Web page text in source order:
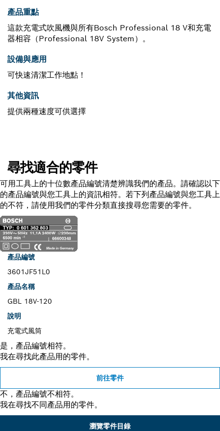
產品重點
這款充電式吹風機與所有Bosch Professional 18 V和充電
器相容（Professional 18V System）。
設備與應用
可快速清潔工作地點！
其他資訊
提供兩種速度可供選擇
尋找適合的零件
可用工具上的十位數產品編號清楚辨識我們的產品。請確認以下
的產品編號與您工具上的資訊相符。若下列產品編號與您工具上
的不符，請使用我們的零件分類直接搜尋您需要的零件。
產品編號
3601JF51L0
產品名稱
GBL 18V-120
說明
充電式風筒
是，產品編號相符。
我在尋找此產品用的零件。
前往零件
不，產品編號不相符。
我在尋找不同產品用的零件。
瀏覽零件目錄